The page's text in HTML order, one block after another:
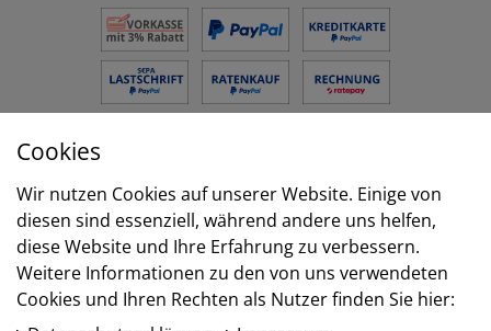
Versand
Cookies
Wir nutzen Cookies auf unserer Website. Einige von
diesen sind essenziell, während andere uns helfen,
diese Website und Ihre Erfahrung zu verbessern.
Weitere Informationen zu den von uns verwendeten
Cookies und Ihren Rechten als Nutzer finden Sie hier: